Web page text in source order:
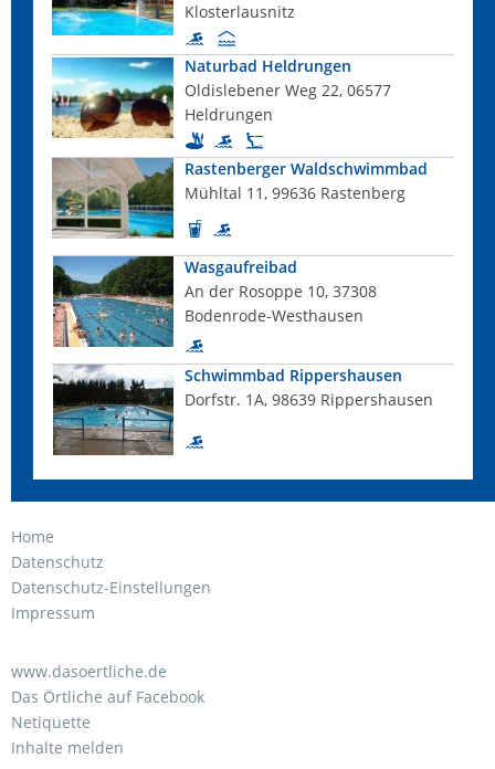
Klosterlausnitz
Naturbad Heldrungen
Oldislebener Weg 22, 06577
Heldrungen
Rastenberger Waldschwimmbad
Mühltal 11, 99636 Rastenberg
Wasgaufreibad
An der Rosoppe 10, 37308
Bodenrode-Westhausen
Schwimmbad Rippershausen
Dorfstr. 1A, 98639 Rippershausen
Home
Datenschutz
Datenschutz-Einstellungen
Impressum
www.dasoertliche.de
Das Örtliche auf Facebook
Netiquette
Inhalte melden